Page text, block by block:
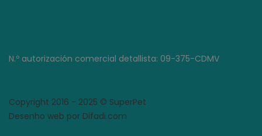
N.º autorización comercial detallista: 09-375-CDMV
Copyright 2016 - 2025 © SuperPet
Desenho web por Difadi.com